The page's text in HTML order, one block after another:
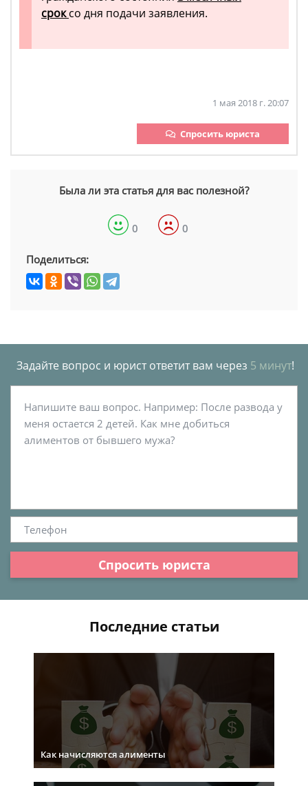
сроксо дня подачи заявления.
1 мая 2018 г. 20:07
Спросить юриста
Была ли эта статья для вас полезной?
0 0
Поделиться:
Задайте вопрос и юрист ответит вам через 5 минут!
Спросить юриста
Последние статьи
Как начисляются алименты